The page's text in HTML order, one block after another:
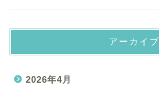
アーカイブ
2026年4月